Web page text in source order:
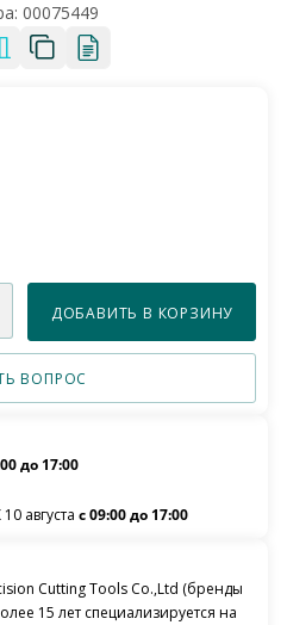
00075449
ДОБАВИТЬ В КОРЗИНУ
ВОПРОС
до 17:00
августа с 09:00 до 17:00
Cutting Tools Co.,Ltd (бренды
15 лет специализируется на